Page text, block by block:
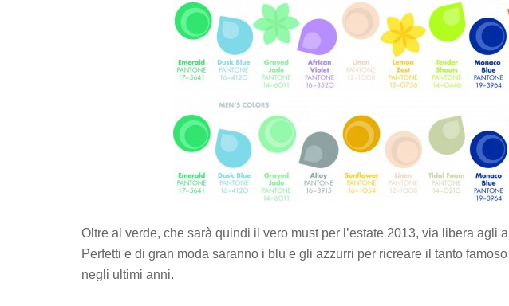
Oltre al verde, che sarà quindi il vero must per l’estate 2013, via libera agli
Perfetti e di gran moda saranno i blu e gli azzurri per ricreare il tanto
negli ultimi anni.